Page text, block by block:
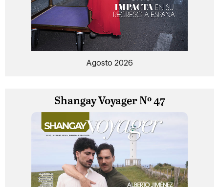
Agosto 2026
Shangay Voyager Nº 47